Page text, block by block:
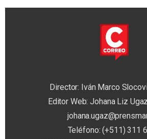
Director: Iván Marco
Editor Web: Johana Liz
Teléfono: (+511) 311